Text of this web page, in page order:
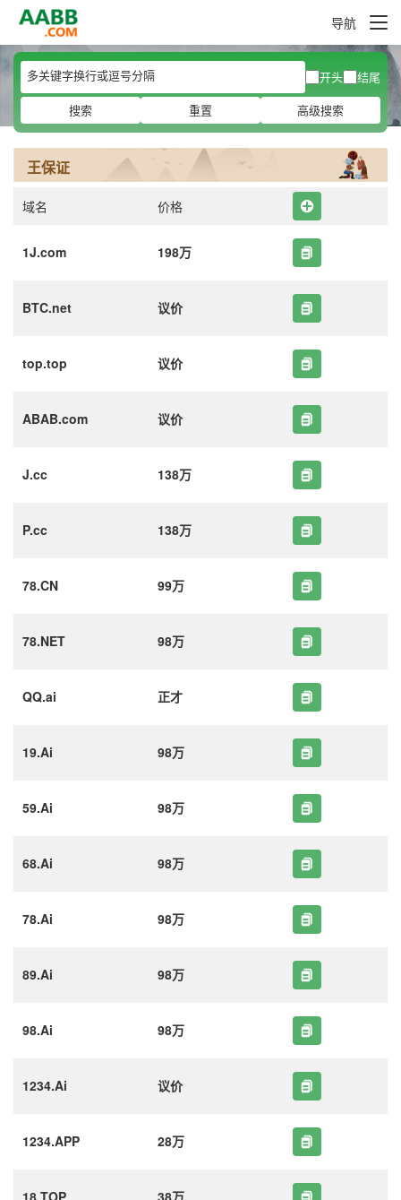
导航
开头
结尾
搜索
重置 高级搜索
王保证
域名 价格
1J.com 198万
BTC.net 议价
top.top 议价
ABAB.com 议价
J.cc 138万
P.cc 138万
78.CN 99万
78.NET 98万
QQ.ai 正才
19.Ai 98万
59.Ai 98万
68.Ai 98万
78.Ai 98万
89.Ai 98万
98.Ai 98万
1234.Ai 议价
1234.APP 28万
18.TOP 38万